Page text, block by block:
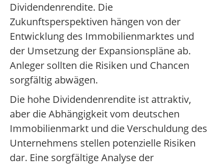
Dividendenrendite. Die
Zukunftsperspektiven hängen von der
Entwicklung des Immobilienmarktes und
der Umsetzung der Expansionspläne ab.
Anleger sollten die Risiken und Chancen
sorgfältig abwägen.
Die hohe Dividendenrendite ist attraktiv,
aber die Abhängigkeit vom deutschen
Immobilienmarkt und die Verschuldung des
Unternehmens stellen potenzielle Risiken
dar. Eine sorgfältige Analyse der